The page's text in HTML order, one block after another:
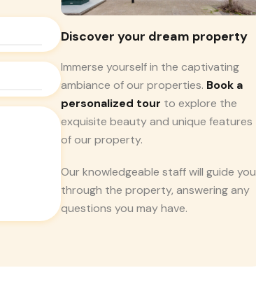
Discover your dream property
Immerse yourself in the captivating
ambiance of our properties. Book a
personalized tour to explore the
exquisite beauty and unique features
of our property.
Our knowledgeable staff will guide you
through the property, answering any
questions you may have.